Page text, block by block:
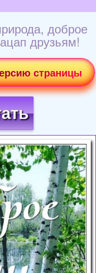
доброе
друзьям!
страницы